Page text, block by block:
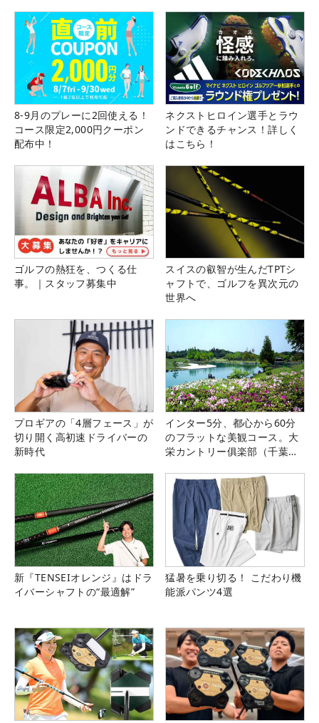
8-9月のプレーに2回使える！
コース限定2,000円クーポン
配布中！
ネクストヒロイン選手とラウ
ンドできるチャンス！詳しく
はこちら！
ゴルフの熱狂を、つくる仕
事。｜スタッフ募集中
スイスの叡智が生んだTPTシ
ャフトで、ゴルフを異次元の
世界へ
プロギアの「4層フェース」が
切り開く高初速ドライバーの
新時代
インター5分、都心から60分
のフラットな美観コース。大
栄カントリー俱楽部（千葉
新『TENSEIオレンジ』はドラ
イバーシャフトの“最適解”
猛暑を乗り切る！ こだわり機
能派パンツ4選